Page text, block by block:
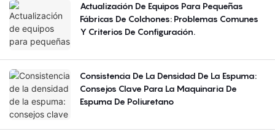
Actualización De Equipos Para Pequeñas
Fábricas De Colchones: Problemas Comunes
Y Criterios De Configuración.
Consistencia De La Densidad De La Espuma:
Consejos Clave Para La Maquinaria De
Espuma De Poliuretano